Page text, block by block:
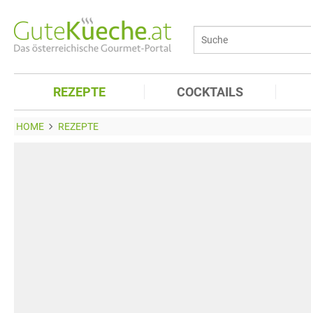
REZEPTE COCKTAILS
HOME REZEPTE